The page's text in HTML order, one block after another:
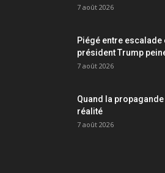
7 août 2026
Piégé entre
président Trump
7 août 2026
Quand la
réalité
7 août 2026